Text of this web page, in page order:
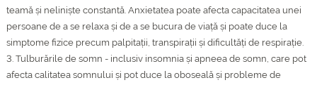
teamă și neliniște constantă. Anxietatea poate afecta capacitatea unei
persoane de a se relaxa și de a se bucura de viață și poate duce la
simptome fizice precum palpitații, transpirații și dificultăți de respirație.
3. Tulburările de somn - inclusiv insomnia și apneea de somn, care pot
afecta calitatea somnului și pot duce la oboseală și probleme de